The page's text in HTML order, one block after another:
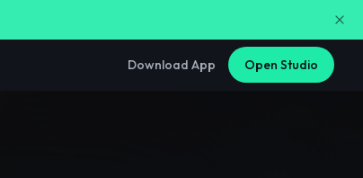
Download App Open Studio